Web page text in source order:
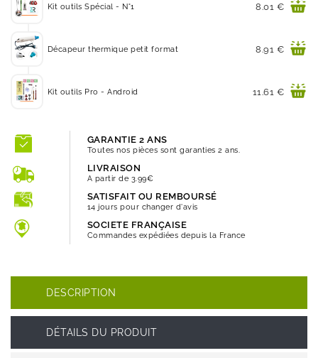
Kit outils Spécial - N°1 Prix
8.01 €
Décapeur thermique petit format Prix
8.91 €
Kit outils Pro - Android Prix
11.61 €
GARANTIE 2 ANS
Toutes nos pièces sont garanties 2 ans.
LIVRAISON
A partir de 3.99€
SATISFAIT OU REMBOURSÉ
14 jours pour changer d'avis
SOCIETE FRANÇAISE
Commandes expédiées depuis la France
DESCRIPTION
DÉTAILS DU PRODUIT